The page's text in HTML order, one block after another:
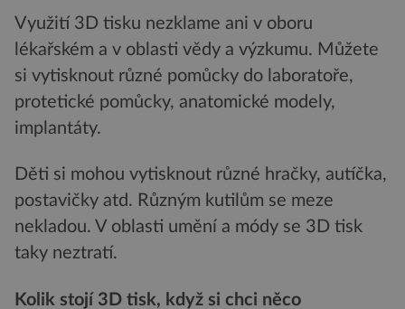
Využití 3D tisku nezklame ani v oboru
lékařském a v oblasti vědy a výzkumu. Můžete
si vytisknout různé pomůcky do laboratoře,
protetické pomůcky, anatomické modely,
implantáty.
Děti si mohou vytisknout různé hračky, autíčka,
postavičky atd. Různým kutilům se meze
nekladou. V oblasti umění a módy se 3D tisk
taky neztratí.
Kolik stojí 3D tisk, když si chci něco